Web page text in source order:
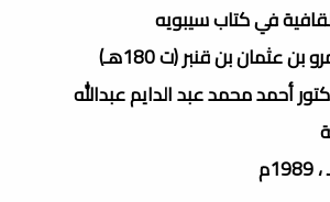
في كتاب سيبويه
عثمان بن قنبر (ت 180هـ)
أحمد محمد عبد الدايم عبدالله